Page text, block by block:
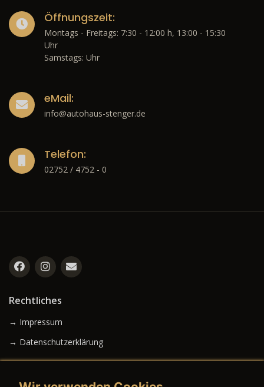
Öffnungszeit:
Montags - Freitags: 7:30 - 12:00 h, 13:00 - 15:30
Uhr
Samstags: Uhr
eMail:
info@autohaus-stenger.de
Telefon:
02752 / 4752 - 0
Rechtliches
→ Impressum
→ Datenschutzerklärung